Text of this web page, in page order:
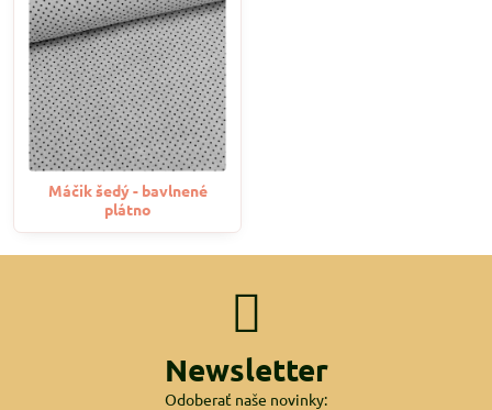
Máčik šedý - bavlnené
plátno
Newsletter
Odoberať naše novinky: